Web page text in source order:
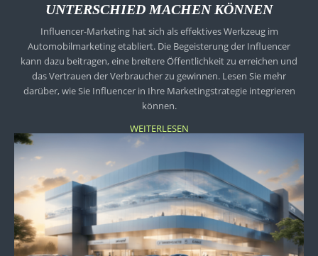
UNTERSCHIED MACHEN KÖNNEN
Influencer-Marketing hat sich als effektives Werkzeug im
Automobilmarketing etabliert. Die Begeisterung der Influencer
kann dazu beitragen, eine breitere Öffentlichkeit zu erreichen und
das Vertrauen der Verbraucher zu gewinnen. Lesen Sie mehr
darüber, wie Sie Influencer in Ihre Marketingstrategie integrieren
können.
WEITERLESEN